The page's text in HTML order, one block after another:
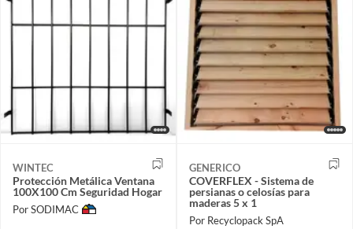
WINTEC
Protección Metálica Ventana
100X100 Cm Seguridad Hogar
Por SODIMAC
GENERICO
COVERFLEX - Sistema de
persianas o celosías para
maderas 5 x 1
Por Recyclopack SpA